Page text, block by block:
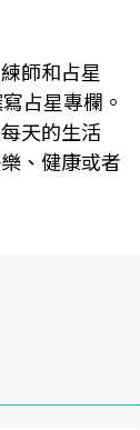
師和占星
占星專欄。
天的生活
、健康或者